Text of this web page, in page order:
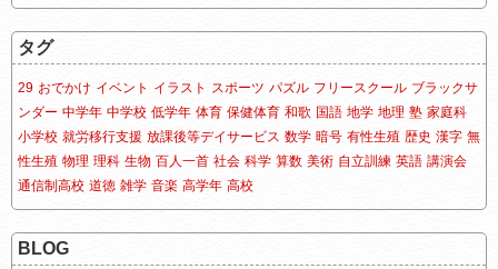
タグ
29 おでかけ イベント イラスト スポーツ パズル フリースクール ブラックサ
ンダー 中学年 中学校 低学年 体育 保健体育 和歌 国語 地学 地理 塾 家庭科
小学校 就労移行支援 放課後等デイサービス 数学 暗号 有性生殖 歴史 漢字 無
性生殖 物理 理科 生物 百人一首 社会 科学 算数 美術 自立訓練 英語 講演会
通信制高校 道徳 雑学 音楽 高学年 高校
BLOG